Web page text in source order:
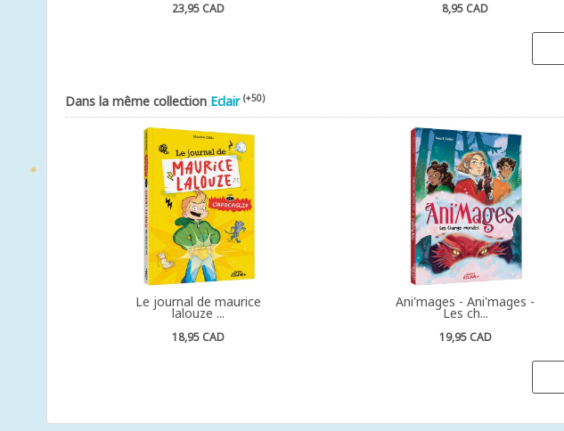
23,95 CAD 8,95 CAD
Dans la même collection Eclair (+50)
Le journal de maurice
lalouze ...
18,95 CAD
Ani'mages - Ani'mages -
Les ch...
19,95 CAD